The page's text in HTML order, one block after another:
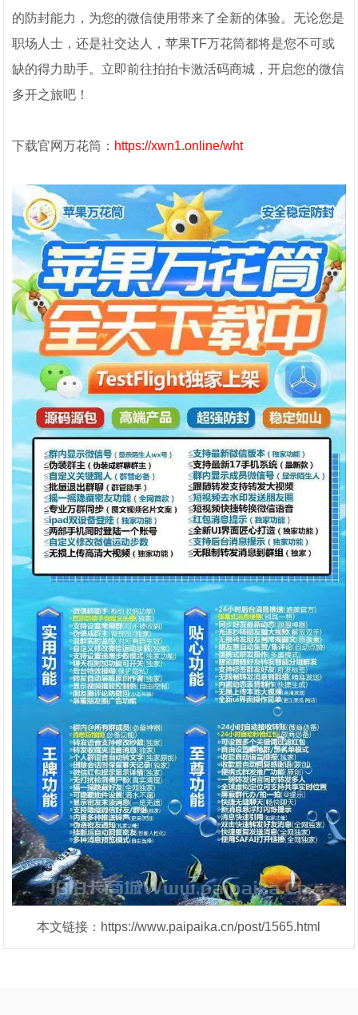
的防封能力，为您的微信使用带来了全新的体验。无论您是
职场人士，还是社交达人，苹果TF万花筒都将是您不可或
缺的得力助手。立即前往拍拍卡激活码商城，开启您的微信
多开之旅吧！
下载官网万花筒： https://xwn1.online/wht
本文链接：https://www.paipaika.cn/post/1565.html